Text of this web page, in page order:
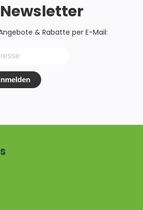
Newsletter
& Rabatte per E-Mail: